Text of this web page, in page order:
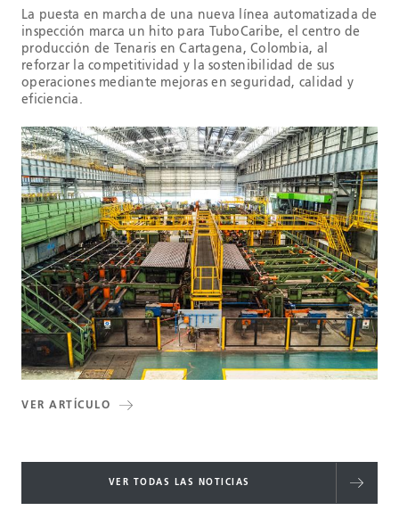
La puesta en marcha de una nueva línea automatizada de
inspección marca un hito para TuboCaribe, el centro de
producción de Tenaris en Cartagena, Colombia, al
reforzar la competitividad y la sostenibilidad de sus
operaciones mediante mejoras en seguridad, calidad y
eficiencia.
VER ARTÍCULO
VER TODAS LAS NOTICIAS